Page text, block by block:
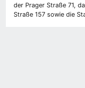
der Prager Straße 71,
Straße 157 sowie die